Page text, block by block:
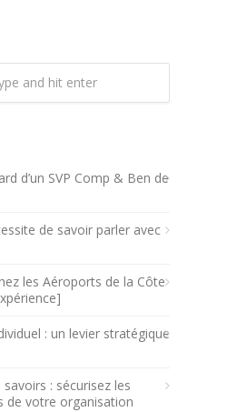
d’un SVP Comp & Ben de
de savoir parler avec
les Aéroports de la Côte
: un levier stratégique
: sécurisez les
de votre organisation